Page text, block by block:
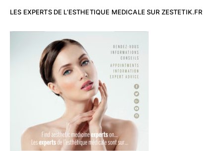
LES EXPERTS DE L’ESTHETIQUE MEDICALE SUR ZESTETIK.FR